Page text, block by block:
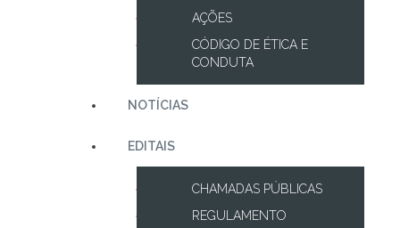
AÇÕES
CÓDIGO DE ÉTICA E
CONDUTA
NOTÍCIAS
EDITAIS
CHAMADAS PÚBLICAS
REGULAMENTO